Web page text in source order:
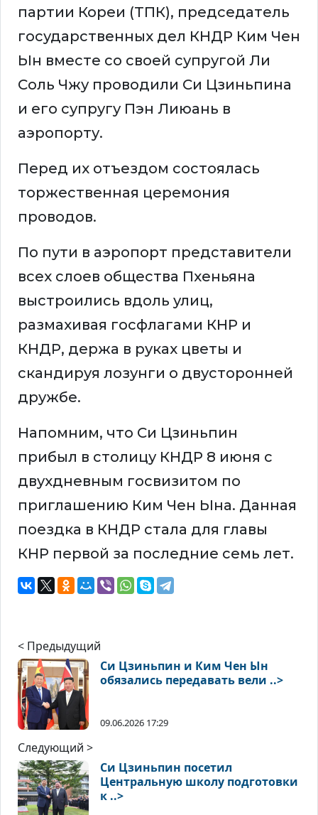
партии Кореи (ТПК), председатель
государственных дел КНДР Ким Чен
Ын вместе со своей супругой Ли
Соль Чжу проводили Си Цзиньпина
и его супругу Пэн Лиюань в
аэропорту.
Перед их отъездом состоялась
торжественная церемония
проводов.
По пути в аэропорт представители
всех слоев общества Пхеньяна
выстроились вдоль улиц,
размахивая госфлагами КНР и
КНДР, держа в руках цветы и
скандируя лозунги о двусторонней
дружбе.
Напомним, что Си Цзиньпин
прибыл в столицу КНДР 8 июня с
двухдневным госвизитом по
приглашению Ким Чен Ына. Данная
поездка в КНДР стала для главы
КНР первой за последние семь лет.
< Предыдущий
Си Цзиньпин и Ким Чен Ын
обязались передавать вели ..>
09.06.2026 17:29
Следующий >
Си Цзиньпин посетил
Центральную школу подготовки
к ..>